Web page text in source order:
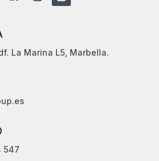
La Marina L5, Marbella.
547